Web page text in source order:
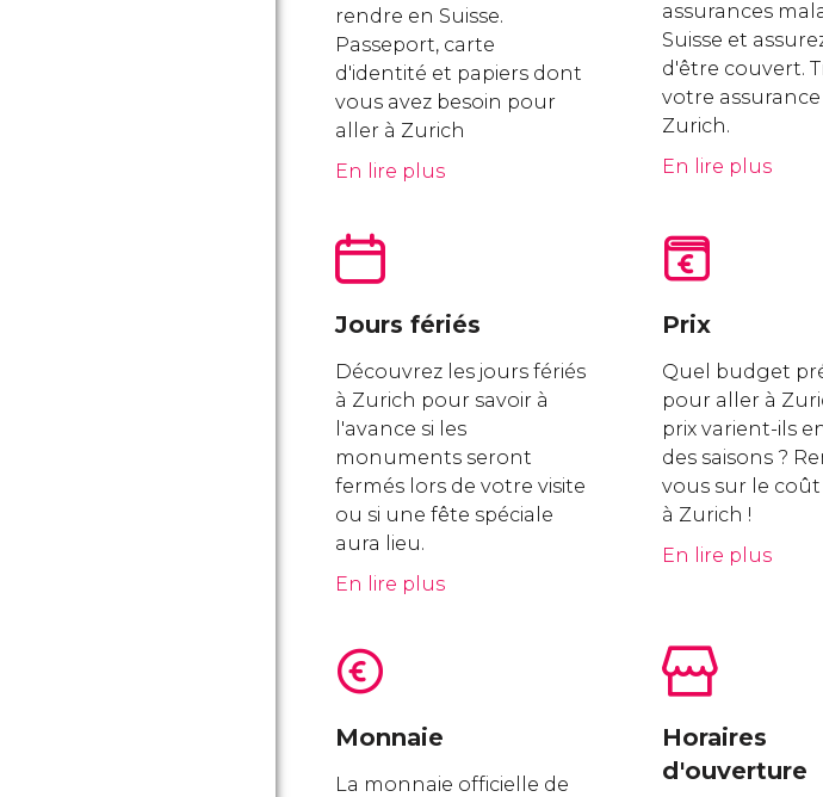
rendre en Suisse.
Passeport, carte
d'identité et papiers dont
vous avez besoin pour
aller à Zurich
En lire plus
assurances
Suisse et
d'être couvert.
votre
Zurich.
En lire plus
Jours fériés
Découvrez les jours fériés
à Zurich pour savoir à
l'avance si les
monuments seront
fermés lors de votre visite
ou si une fête spéciale
aura lieu.
En lire plus
Prix
Quel budget
pour aller à
prix varient-ils
des saisons ?
vous sur le coût
à Zurich !
En lire plus
Monnaie
La monnaie officielle de
Horaires
d'ouverture